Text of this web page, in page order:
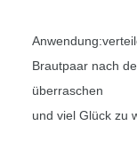
Brautpaar nach
überraschen
und viel Glück zu